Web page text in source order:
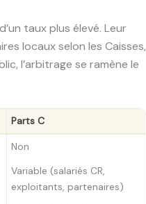
taux plus élevé. Leur
locaux selon les Caisses,
l’arbitrage se ramène le
Parts C
Non
Variable (salariés CR,
exploitants, partenaires)